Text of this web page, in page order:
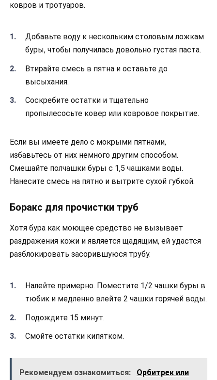
ковров и тротуаров.
Добавьте воду к нескольким столовым ложкам
буры, чтобы получилась довольно густая паста.
Втирайте смесь в пятна и оставьте до
высыхания.
Соскребите остатки и тщательно
пропылесосьте ковер или ковровое покрытие.
Если вы имеете дело с мокрыми пятнами,
избавьтесь от них немного другим способом.
Смешайте полчашки буры с 1,5 чашками воды.
Нанесите смесь на пятно и вытрите сухой губкой.
Боракс для прочистки труб
Хотя бура как моющее средство не вызывает
раздражения кожи и является щадящим, ей удастся
разблокировать засорившуюся трубу.
Налейте примерно. Поместите 1/2 чашки буры в
тюбик и медленно влейте 2 чашки горячей воды.
Подождите 15 минут.
Смойте остатки кипятком.
Рекомендуем ознакомиться:
Орбитрек или